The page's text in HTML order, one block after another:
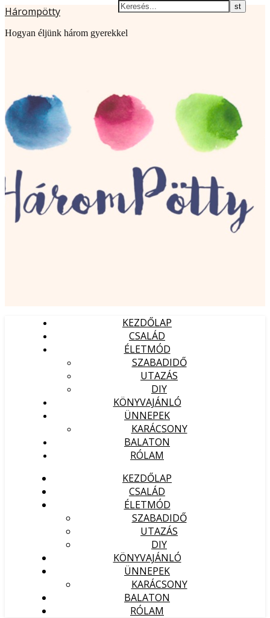
Hárompötty
Hogyan éljünk három gyerekkel
KEZDŐLAP
CSALÁD
ÉLETMÓD
SZABADIDŐ
UTAZÁS
DIY
KÖNYVAJÁNLÓ
ÜNNEPEK
KARÁCSONY
BALATON
RÓLAM
KEZDŐLAP
CSALÁD
ÉLETMÓD
SZABADIDŐ
UTAZÁS
DIY
KÖNYVAJÁNLÓ
ÜNNEPEK
KARÁCSONY
BALATON
RÓLAM